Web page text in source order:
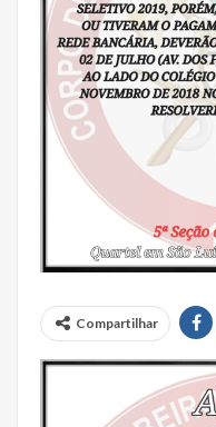
Compartilhar